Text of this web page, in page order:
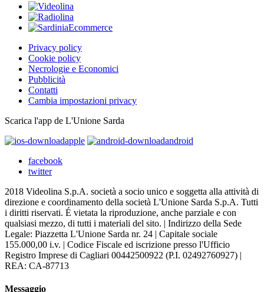
Privacy policy
Cookie policy
Necrologie e Economici
Pubblicità
Contatti
Cambia impostazioni privacy
Scarica l'app de L'Unione Sarda
apple
android
facebook
twitter
2018 Videolina S.p.A. società a socio unico e soggetta alla attività di
direzione e coordinamento della società L'Unione Sarda S.p.A. Tutti
i diritti riservati. É vietata la riproduzione, anche parziale e con
qualsiasi mezzo, di tutti i materiali del sito. | Indirizzo della Sede
Legale: Piazzetta L'Unione Sarda nr. 24 | Capitale sociale
155.000,00 i.v. | Codice Fiscale ed iscrizione presso l'Ufficio
Registro Imprese di Cagliari 00442500922 (P.I. 02492760927) |
REA: CA-87713
Messaggio